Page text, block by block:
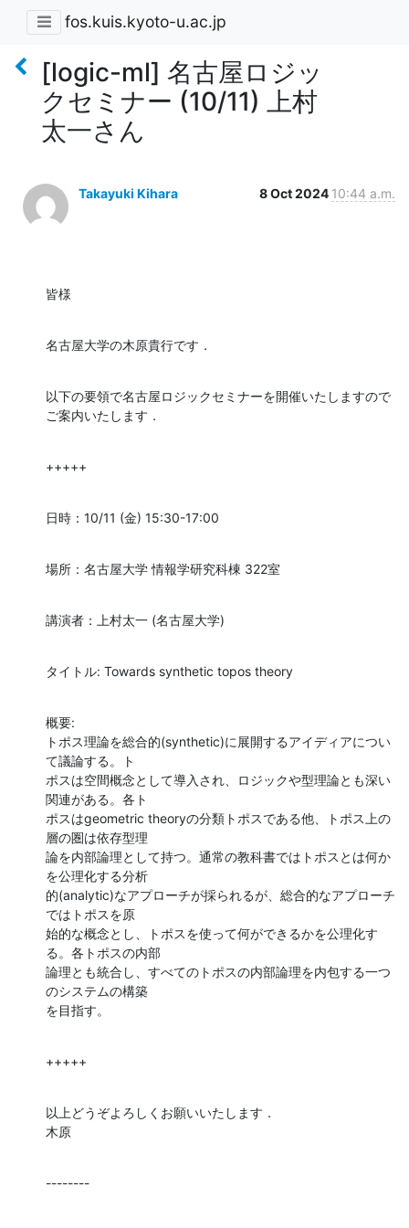
fos.kuis.kyoto-u.ac.jp
[logic-ml] 名古屋ロジッ
クセミナー (10/11) 上村
太一さん
Takayuki Kihara 8 Oct 2024 10:44 a.m.
皆様
名古屋大学の木原貴行です．
以下の要領で名古屋ロジックセミナーを開催いたしますので
ご案内いたします．
+++++
日時：10/11 (金) 15:30-17:00
場所：名古屋大学 情報学研究科棟 322室
講演者：上村太一 (名古屋大学)
タイトル: Towards synthetic topos theory
概要:
トポス理論を総合的(synthetic)に展開するアイディアについ
て議論する。ト
ポスは空間概念として導入され、ロジックや型理論とも深い
関連がある。各ト
ポスはgeometric theoryの分類トポスである他、トポス上の
層の圏は依存型理
論を内部論理として持つ。通常の教科書ではトポスとは何か
を公理化する分析
的(analytic)なアプローチが採られるが、総合的なアプローチ
ではトポスを原
始的な概念とし、トポスを使って何ができるかを公理化す
る。各トポスの内部
論理とも統合し、すべてのトポスの内部論理を内包する一つ
のシステムの構築
を目指す。
+++++
以上どうぞよろしくお願いいたします．
木原
--------